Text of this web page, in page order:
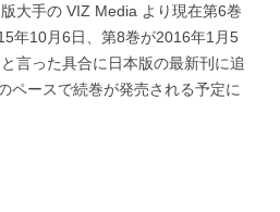
大手の VIZ Media より現在第6巻
年10月6日、第8巻が2016年1月5
言った具合に日本版の最新刊に追
ペースで続巻が発売される予定に